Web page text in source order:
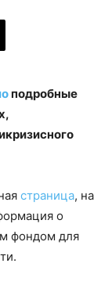
подробные
страница, на
о
фондом для